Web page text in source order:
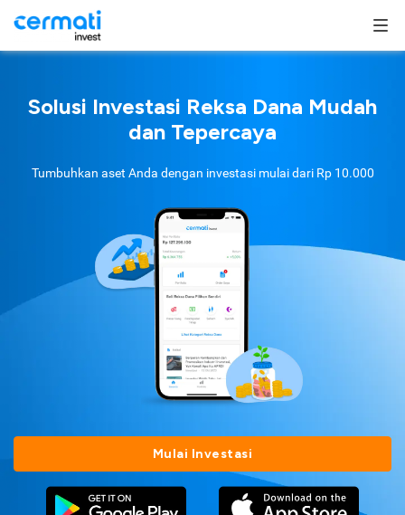
Solusi Investasi Reksa Dana Mudah
dan Tepercaya
Tumbuhkan aset Anda dengan investasi mulai dari Rp 10.000
Mulai Investasi